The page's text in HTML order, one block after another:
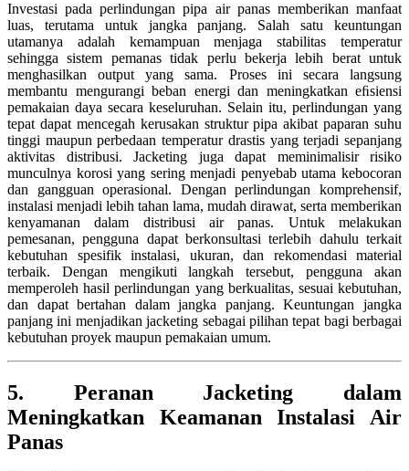
Investasi pada perlindungan pipa air panas memberikan manfaat
luas, terutama untuk jangka panjang. Salah satu keuntungan
utamanya adalah kemampuan menjaga stabilitas temperatur
sehingga sistem pemanas tidak perlu bekerja lebih berat untuk
menghasilkan output yang sama. Proses ini secara langsung
membantu mengurangi beban energi dan meningkatkan eﬁsiensi
pemakaian daya secara keseluruhan. Selain itu, perlindungan yang
tepat dapat mencegah kerusakan struktur pipa akibat paparan suhu
tinggi maupun perbedaan temperatur drastis yang terjadi sepanjang
aktivitas distribusi. Jacketing juga dapat meminimalisir risiko
munculnya korosi yang sering menjadi penyebab utama kebocoran
dan gangguan operasional. Dengan perlindungan komprehensif,
instalasi menjadi lebih tahan lama, mudah dirawat, serta memberikan
kenyamanan dalam distribusi air panas. Untuk melakukan
pemesanan, pengguna dapat berkonsultasi terlebih dahulu terkait
kebutuhan spesifik instalasi, ukuran, dan rekomendasi material
terbaik. Dengan mengikuti langkah tersebut, pengguna akan
memperoleh hasil perlindungan yang berkualitas, sesuai kebutuhan,
dan dapat bertahan dalam jangka panjang. Keuntungan jangka
panjang ini menjadikan jacketing sebagai pilihan tepat bagi berbagai
kebutuhan proyek maupun pemakaian umum.
5. Peranan Jacketing dalam
Meningkatkan Keamanan Instalasi Air
Panas